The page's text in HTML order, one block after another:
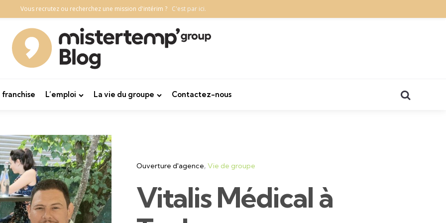
franchise L’emploi La vie du groupe Contactez-nous
Categories
Ouverture d'agence Vie de groupe
Vitalis Médical à
Vous recrutez ou recherchez une mission d'intérim ? C'est par ici.